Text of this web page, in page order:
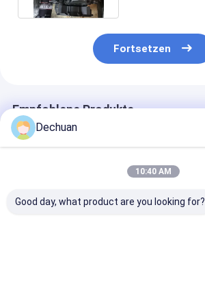
Fortsetzen
Empfohlene Produkte
Dechuan
10:40 AM
Good day, what product are you looking for?